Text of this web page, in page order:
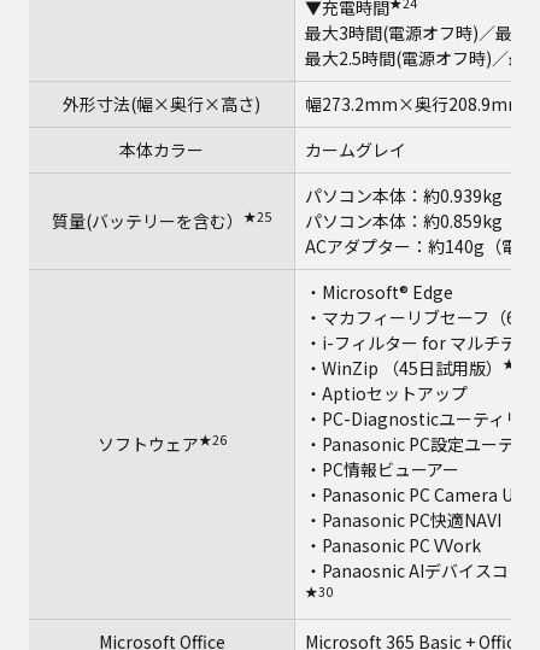
▼充電時間
最大3時間(電源オフ時)／最大
最大2.5時間(電源オフ時)／最
外形寸法(幅×奥行×高さ)
幅273.2mm×奥行
本体カラー
カームグレイ
質量(バッテリーを含む） ★25
パソコン本体：約0.939kg（
パソコン本体：約0.859kg（
ACアダプター：約140g（電
ソフトウェア★26
・Microsoft® Edge
・マカフィーリブセーフ（
・i-フィルター for マルチデ
・WinZip （45日試用版）
★27
・Aptioセットアップ
・PC-Diagnosticユーティリ
・Panasonic PC設定ユーティ
・PC情報ビューアー
・Panasonic PC Camera
・Panasonic PC快適NAVI
・Panasonic PC VVork
・Panaosnic AIデバイスコン
★30
Microsoft Office Microsoft 365 Basic + Office